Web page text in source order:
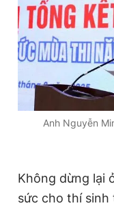
Anh Nguyễn
Không dừng lại
sức cho thí